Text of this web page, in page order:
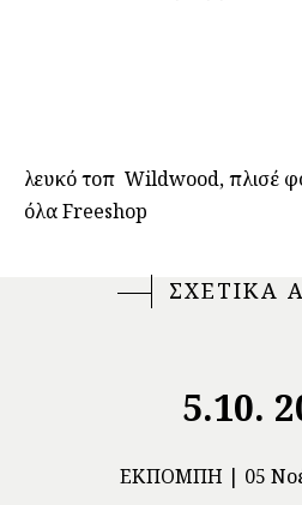
λευκό τοπ Wildwood, πλισέ
όλα Freeshop
ΣΧΕΤΙΚΑ
5.10.
ΕΚΠΟΜΠΉ 05